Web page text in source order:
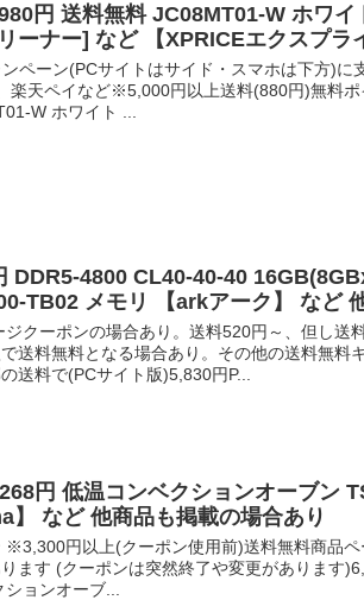
円 送料無料 JC08MT01-W ホワイ
ーナー] など 【XPRICEエクスプラ
ペーン(PCサイトはサイド・スマホは下方)に
楽天ペイなど※5,000円以上送料(880円)無料
W ホワイト ...
4800 CL40-40-40
TB02 メモリ 【arkアーク】 など
クーポンの場合あり。送料520円～、但し送
送料無料となる場合あり。その他の送料無料
送料で(PCサイト版)5,830円P...
円 低温コンベクションオーブン
】 など 他商品も掲載の場合あり
※3,300円以上(クーポン使用前)送料無料商品
ます (クーポンは突然終了や変更があります
ョンオーブ...